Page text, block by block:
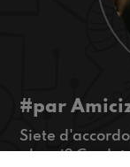
#par
Siete
alunni?